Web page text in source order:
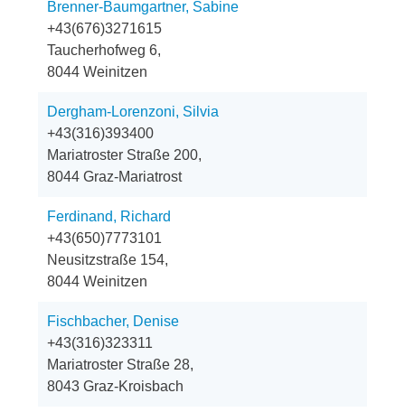
Brenner-Baumgartner, Sabine
+43(676)3271615
Taucherhofweg 6,
8044 Weinitzen
Dergham-Lorenzoni, Silvia
+43(316)393400
Mariatroster Straße 200,
8044 Graz-Mariatrost
Ferdinand, Richard
+43(650)7773101
Neusitzstraße 154,
8044 Weinitzen
Fischbacher, Denise
+43(316)323311
Mariatroster Straße 28,
8043 Graz-Kroisbach